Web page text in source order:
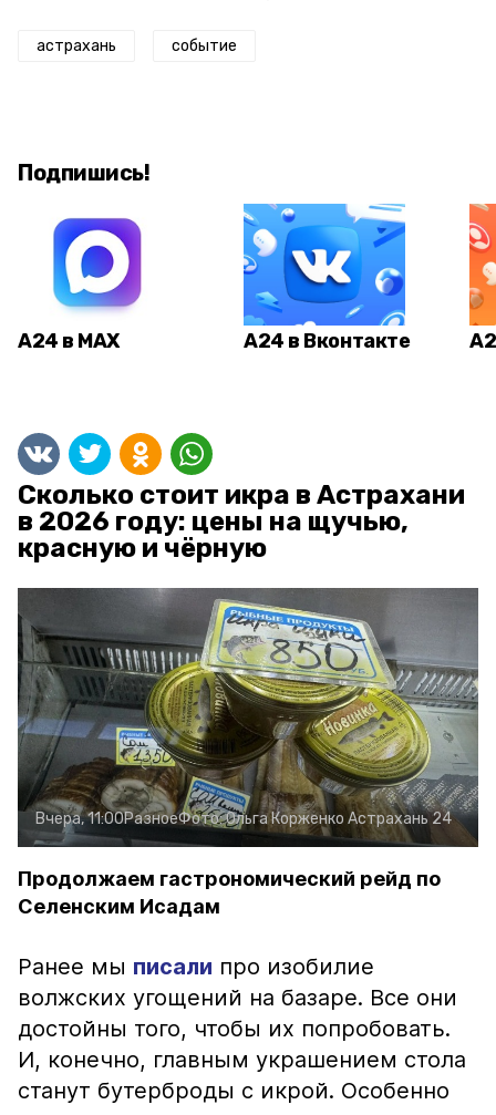
астрахань событие
Подпишись!
А24 в MAX А24 в Вконтакте
Сколько стоит икра в Астрахани
в 2026 году: цены на щучью,
красную и чёрную
Вчера, 11:00РазноеФото:Ольга Корженко Астрахань 24
Продолжаем гастрономический рейд по
Селенским Исадам
Ранее мы писали про изобилие
волжских угощений на базаре. Все они
достойны того, чтобы их попробовать.
И, конечно, главным украшением стола
станут бутерброды с икрой. Особенно